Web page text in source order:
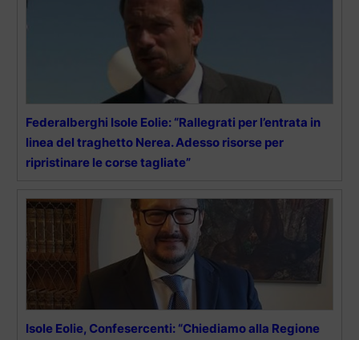
Federalberghi Isole Eolie: “Rallegrati per l’entrata in
linea del traghetto Nerea. Adesso risorse per
ripristinare le corse tagliate”
Isole Eolie, Confesercenti: “Chiediamo alla Regione